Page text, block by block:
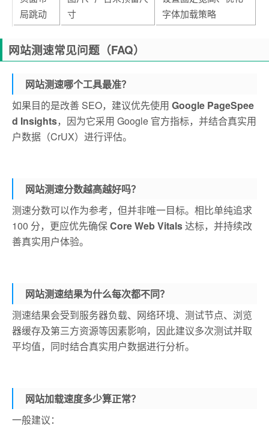
局跳动
寸
字体加载策略
网站测速常见问题（FAQ）
网站测速哪个工具最准？
如果目的是改善 SEO，建议优先使用 Google PageSpee
d Insights，因为它采用 Google 官方指标，并结合真实用
户数据（CrUX）进行评估。
网站测速分数越高越好吗？
测速分数可以作为参考，但并非唯一目标。相比单纯追求
100 分，更应优先确保Core Web Vitals达标，并持续改
善真实用户体验。
网站测速结果为什么每次都不同？
测速结果会受到服务器负载、网络环境、测试节点、浏览
器缓存及第三方资源等因素影响，因此建议多次测试并取
平均值，同时结合真实用户数据进行分析。
网站加载速度多少算正常？
一般建议：